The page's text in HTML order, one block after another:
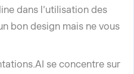
dans l'utilisation des
bon design mais ne vous
se concentre sur